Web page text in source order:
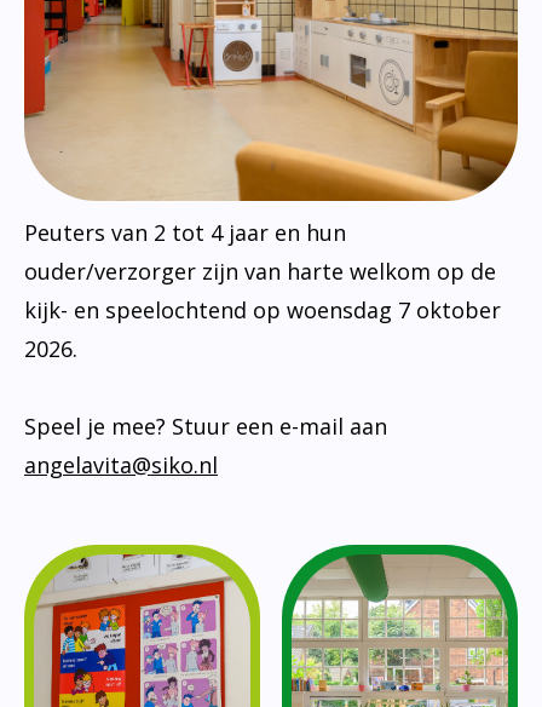
Peuters van 2 tot 4 jaar en hun
ouder/verzorger zijn van harte welkom op de
kijk- en speelochtend op woensdag 7 oktober
2026.
Speel je mee? Stuur een e-mail aan
angelavita@siko.nl